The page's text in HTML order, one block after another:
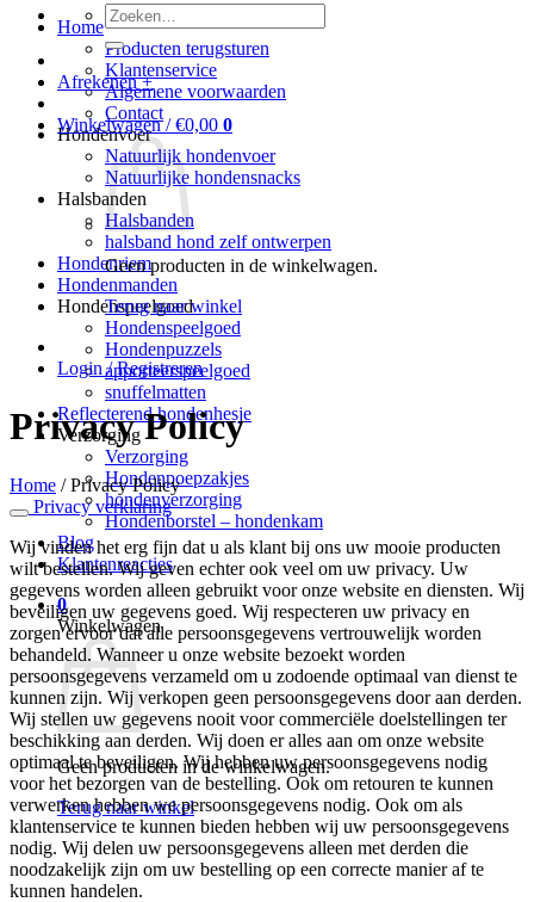
Home
Producten terugsturen
Klantenservice
Algemene voorwaarden
Contact
Hondenvoer
Natuurlijk hondenvoer
Natuurlijke hondensnacks
Halsbanden
Halsbanden
halsband hond zelf ontwerpen
Hondenriem
Hondenmanden
Hondenspeelgoed
Hondenspeelgoed
Hondenpuzzels
apporteerspeelgoed
snuffelmatten
Reflecterend hondenhesje
Verzorging
Verzorging
Hondenpoepzakjes
hondenverzorging
Hondenborstel – hondenkam
Blog
Klantenreacties
0
Winkelwagen
Geen producten in de winkelwagen.
Terug naar winkel
Zoeken
naar:
Afrekenen +
Winkelwagen /€0,00 0
Geen producten in de winkelwagen.
Terug naar winkel
Login / Registreren
Privacy Policy
Home /Privacy Policy
Privacy verklaring
Wij vinden het erg fijn dat u als klant bij ons uw mooie producten
wilt bestellen. Wij geven echter ook veel om uw privacy. Uw
gegevens worden alleen gebruikt voor onze website en diensten. Wij
beveiligen uw gegevens goed. Wij respecteren uw privacy en
zorgen ervoor dat alle persoonsgegevens vertrouwelijk worden
behandeld. Wanneer u onze website bezoekt worden
persoonsgegevens verzameld om u zodoende optimaal van dienst te
kunnen zijn. Wij verkopen geen persoonsgegevens door aan derden.
Wij stellen uw gegevens nooit voor commerciële doelstellingen ter
beschikking aan derden. Wij doen er alles aan om onze website
optimaal te beveiligen. Wij hebben uw persoonsgegevens nodig
voor het bezorgen van de bestelling. Ook om retouren te kunnen
verwerken hebben we persoonsgegevens nodig. Ook om als
klantenservice te kunnen bieden hebben wij uw persoonsgegevens
nodig. Wij delen uw persoonsgegevens alleen met derden die
noodzakelijk zijn om uw bestelling op een correcte manier af te
kunnen handelen.